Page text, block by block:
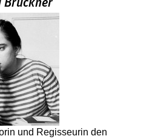
Brückner
und Regisseurin den